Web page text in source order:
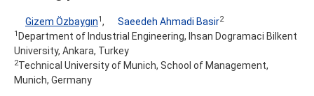
Gizem Özbaygın1, Saeedeh Ahmadi Basir2
1 Department of Industrial Engineering, Ihsan Dogramaci Bilkent
University, Ankara, Turkey
2Technical University of Munich, School of Management,
Munich, Germany